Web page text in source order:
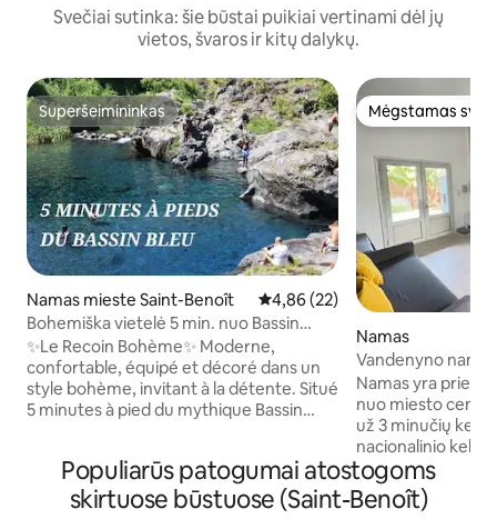
Svečiai sutinka: šie būstai puikiai vertinami dėl jų
vietos, švaros ir kitų dalykų.
Superšeimininkas
Superšeimininkas
Namas mieste Saint-Benoît Vidutinis įvertinimas: 4,86 iš 5,
4,86 (22)
Bohemiška vietelė 5 min. nuo Bassin
Bleu, butas Nr. 1
✨Le Recoin Bohème✨ Moderne,
confortable, équipé et décoré dans un
style bohème, invitant à la détente. Situé
5 minutes à pied du mythique Bassin
simple et agréable. Une station-service
équipée de bornes de recharge pour
véhicules électriques à proximité.
Mėgstamas
Mėgstamas
Namas
Vandenyno
Namas yra prie
nuo miesto
už 3 minučių
nacionalinio kelio.
palei namą ir
pasivaikščiojimus. Rytinėje pakrantėje
draudžiama
Populiarūs patogumai atostogoms
skirtuose būstuose (Saint-Benoît)